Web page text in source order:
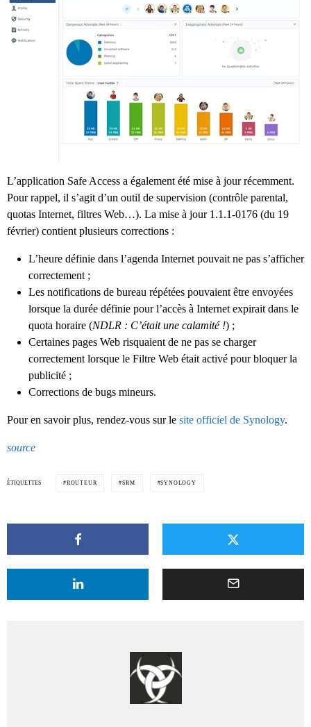
L’application Safe Access a également été mise à jour récemment.
Pour rappel, il s’agit d’un outil de supervision (contrôle parental,
quotas Internet, filtres Web…). La mise à jour 1.1.1-0176 (du 19
février) contient plusieurs corrections :
L’heure définie dans l’agenda Internet pouvait ne pas s’afficher
correctement ;
Les notifications de bureau répétées pouvaient être envoyées
lorsque la durée définie pour l’accès à Internet expirait dans le
quota horaire (NDLR : C’était une calamité !) ;
Certaines pages Web risquaient de ne pas se charger
correctement lorsque le Filtre Web était activé pour bloquer la
publicité ;
Corrections de bugs mineurs.
Pour en savoir plus, rendez-vous sur le site officiel de Synology.
source
ÉTIQUETTES ROUTEUR SRM SYNOLOGY